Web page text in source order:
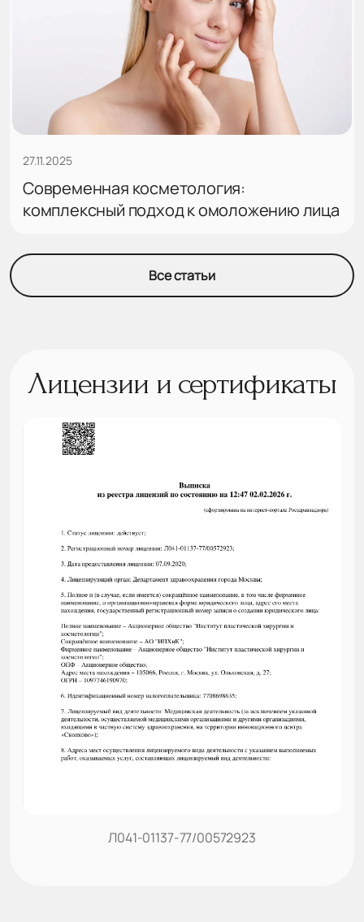
27.11.2025
Современная косметология:
комплексный подход к омоложению лица
Все статьи
Лицензии и сертификаты
Л041-01137-77/00572923